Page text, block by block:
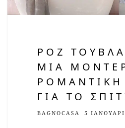
ΡΟΖ
ΜΙΑ
ΡΟΜΑΝΤΙΚΉ
ΓΙΑ ΤΟ
BAGNOCASA 5